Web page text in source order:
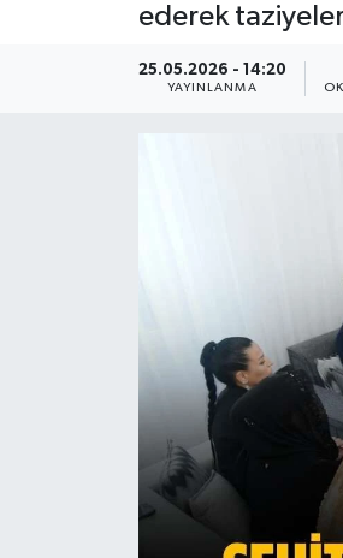
ederek
25.05.2026 - 14:20
YAYINLANMA
Resmi Reklamlar
Tüm Manşetler
Son Dakika Haberleri